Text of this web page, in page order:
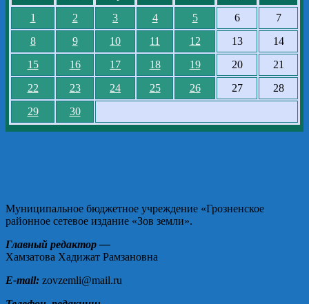
1
2 3 4 5 6
7
8
9 10 11 12 13
14
15
16 17 18 19 20
21
22
23 24 25 26 27
28
29
30
Муниципальное бюджетное учреждение «Грозненское
районное сетевое издание «Зов земли».
Главный редактор —
Хамзатова Хадижат Рамзановна
E-mail: zovzemli@mail.ru